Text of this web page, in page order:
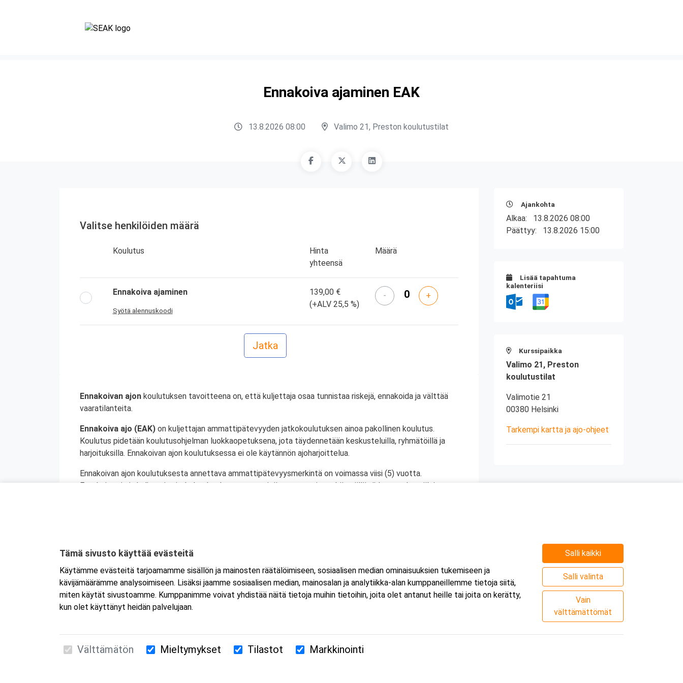
Ennakoiva ajaminen EAK
13.8.2026 08:00 Valimo 21, Preston koulutustilat
Valitse henkilöiden määrä
Koulutus
Hinta
yhteensä
Määrä
Ennakoiva ajaminen
Syötä alennuskoodi
139,00 €
(+ALV 25,5 %)
- +
Ennakoivan ajon koulutuksen tavoitteena on, että kuljettaja osaa tunnistaa riskejä, ennakoida ja välttää
vaaratilanteita.
Ennakoiva ajo (EAK) on kuljettajan ammattipätevyyden jatkokoulutuksen ainoa pakollinen koulutus.
Koulutus pidetään koulutusohjelman luokkaopetuksena, jota täydennetään keskusteluilla, ryhmätöillä ja
harjoituksilla. Ennakoivan ajon koulutuksessa ei ole käytännön ajoharjoittelua.
Ennakoivan ajon koulutuksesta annettava ammattipätevyysmerkintä on voimassa viisi (5) vuotta.
Ennakoiva ajo ja kuljettajan jatkokoulutuksen ammattipätevyys uusitaan käymällä viiden vuoden välein
Ajankohta
Alkaa: 13.8.2026 08:00
Päättyy: 13.8.2026 15:00
Lisää tapahtuma
kalenteriisi
Kurssipaikka
Valimo 21, Preston
koulutustilat
Valimotie 21
00380 Helsinki
Tarkempi kartta ja ajo-ohjeet
Suomen Ensiapukoulutus Oy / Valimotie 21 / 00380 Helsinki
Tämä sivusto käyttää evästeitä
Käytämme evästeitä tarjoamamme sisällön ja mainosten räätälöimiseen, sosiaalisen median ominaisuuksien tukemiseen ja
kävijämäärämme analysoimiseen. Lisäksi jaamme sosiaalisen median, mainosalan ja analytiikka-alan kumppaneillemme tietoja siitä,
miten käytät sivustoamme. Kumppanimme voivat yhdistää näitä tietoja muihin tietoihin, joita olet antanut heille tai joita on kerätty,
kun olet käyttänyt heidän palvelujaan.
Salli kaikki
Salli valinta
Vain
välttämättömät
Välttämätön Mieltymykset Tilastot Markkinointi